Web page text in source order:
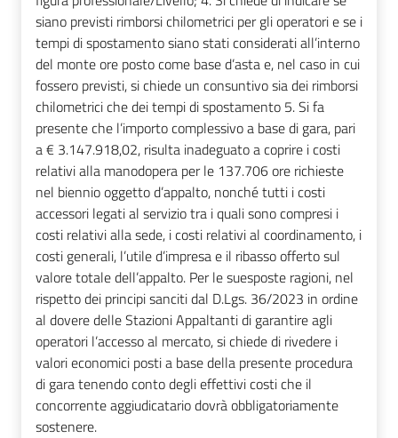
siano previsti rimborsi chilometrici per gli operatori e se i
tempi di spostamento siano stati considerati all’interno
del monte ore posto come base d’asta e, nel caso in cui
fossero previsti, si chiede un consuntivo sia dei rimborsi
chilometrici che dei tempi di spostamento 5. Si fa
presente che l’importo complessivo a base di gara, pari
a € 3.147.918,02, risulta inadeguato a coprire i costi
relativi alla manodopera per le 137.706 ore richieste
nel biennio oggetto d’appalto, nonché tutti i costi
accessori legati al servizio tra i quali sono compresi i
costi relativi alla sede, i costi relativi al coordinamento, i
costi generali, l’utile d’impresa e il ribasso offerto sul
valore totale dell’appalto. Per le suesposte ragioni, nel
rispetto dei principi sanciti dal D.Lgs. 36/2023 in ordine
al dovere delle Stazioni Appaltanti di garantire agli
operatori l’accesso al mercato, si chiede di rivedere i
valori economici posti a base della presente procedura
di gara tenendo conto degli effettivi costi che il
concorrente aggiudicatario dovrà obbligatoriamente
sostenere.